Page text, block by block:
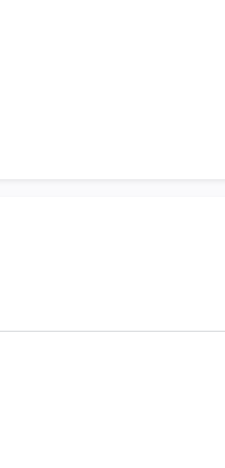
dass 1 Satz Bremsbeläge